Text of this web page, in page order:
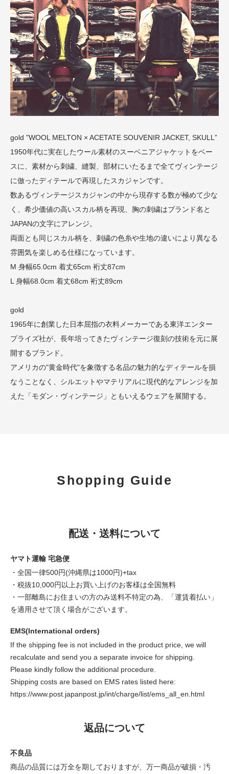
gold "WOOL MELTON × ACETATE SOUVENIR JACKET, SKULL”
1950年代に実在したウール素材のスーベニアジャケットをベー
スに、素材から刺繍、縫製、部材にいたるまで全てヴィンテージ
に倣ったディテールで再現したスカジャンです。
数あるヴィンテージスカジャンの中から現存する数が極めて少な
く、希少価値の高いスカル柄を再現、胸の刺繍はブランド名と
JAPANの文字にアレンジ。
両面とも同じスカル柄を、刺繍の色糸や生地の違いにより異なる
雰囲気を楽しめる仕様になっています。
M 身幅65.0cm 着丈65cm 裄丈87cm
L 身幅68.0cm 着丈68cm 裄丈89cm
gold
1965年に創業した日本屈指の衣料メーカーである東洋エンター
プライズ社が、長年培ってきたヴィンテージ復刻の技術を元に展
開するブランド。
アメリカの"黄金時代"を象徴する名品の魅力的なディテールを損
なうことなく、シルエットやマテリアルに現代的なアレンジを加
えた「モダン・ヴィンテージ」ともいえるウェアを展開する。
Shopping Guide
配送・送料について
ヤマト運輸 宅急便
・全国一律500円(沖縄県は1000円)+tax
・税抜10,000円以上お買い上げのお客様は全国無料
・一部離島にお住まいの方のみ送料不特定の為、「運賃着払い」
を適用させて頂く場合がございます。
EMS(International orders)
If the shipping fee is not included in the product price, we will
recalculate and send you a separate invoice for shipping.
Please kindly follow the additional procedure.
Shipping costs are based on EMS rates listed here:
https://www.post.japanpost.jp/int/charge/list/ems_all_en.html
返品について
不良品
商品の品質には万全を期しておりますが、万一商品が破損・汚